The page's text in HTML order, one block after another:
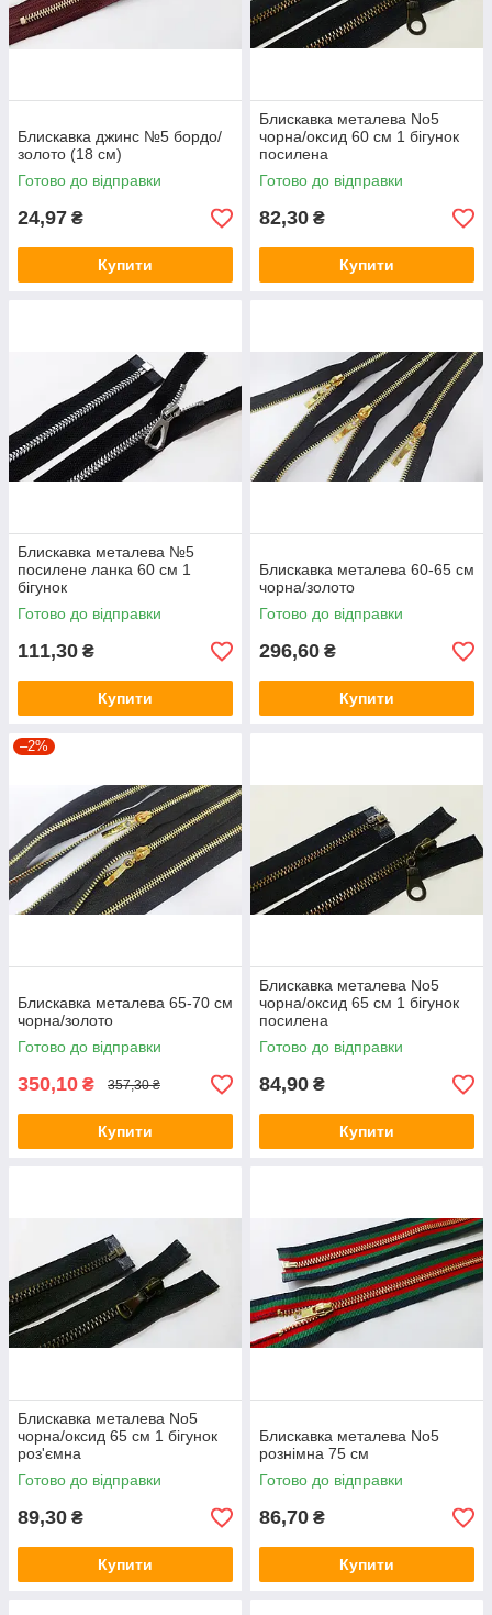
Блискавка джинс №5 бордо/
золото (18 см)
Готово до відправки
24,97 ₴
Купити
Блискавка металева No5
чорна/оксид 60 см 1 бігунок
посилена
Готово до відправки
82,30 ₴
Купити
Блискавка металева №5
посилене ланка 60 см 1
бігунок
Готово до відправки
111,30 ₴
Купити
Блискавка металева 60-65 см
чорна/золото
Готово до відправки
296,60 ₴
Купити
–2%
Блискавка металева 65-70 см
чорна/золото
Готово до відправки
350,10 ₴ 357,30 ₴
Купити
Блискавка металева No5
чорна/оксид 65 см 1 бігунок
посилена
Готово до відправки
84,90 ₴
Купити
Блискавка металева No5
чорна/оксид 65 см 1 бігунок
роз'ємна
Готово до відправки
89,30 ₴
Купити
Блискавка металева No5
рознімна 75 см
Готово до відправки
86,70 ₴
Купити